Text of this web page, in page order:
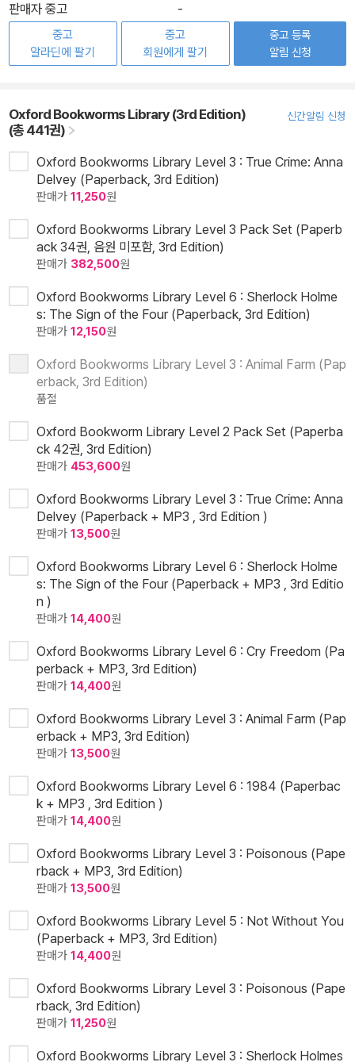
판매자 중고
-
중고
알라딘에 팔기
중고
회원에게 팔기
중고 등록
알림 신청
Oxford Bookworms Library (3rd Edition)
(총 441권)
신간알림 신청
Oxford Bookworms Library Level 3 : True Crime: Anna
Delvey (Paperback, 3rd Edition)
판매가 11,250원
Oxford Bookworms Library Level 3 Pack Set (Paperb
ack 34권, 음원 미포함, 3rd Edition)
판매가 382,500원
Oxford Bookworms Library Level 6 : Sherlock Holme
s: The Sign of the Four (Paperback, 3rd Edition)
판매가 12,150원
Oxford Bookworms Library Level 3 : Animal Farm (Pap
erback, 3rd Edition)
품절
Oxford Bookworm Library Level 2 Pack Set (Paperba
ck 42권, 3rd Edition)
판매가 453,600원
Oxford Bookworms Library Level 3 : True Crime: Anna
Delvey (Paperback + MP3 , 3rd Edition )
판매가 13,500원
Oxford Bookworms Library Level 6 : Sherlock Holme
s: The Sign of the Four (Paperback + MP3 , 3rd Editio
n )
판매가 14,400원
Oxford Bookworms Library Level 6 : Cry Freedom (Pa
perback + MP3, 3rd Edition)
판매가 14,400원
Oxford Bookworms Library Level 3 : Animal Farm (Pap
erback + MP3, 3rd Edition)
판매가 13,500원
Oxford Bookworms Library Level 6 : 1984 (Paperbac
k + MP3 , 3rd Edition )
판매가 14,400원
Oxford Bookworms Library Level 3 : Poisonous (Pape
rback + MP3, 3rd Edition)
판매가 13,500원
Oxford Bookworms Library Level 5 : Not Without You
(Paperback + MP3, 3rd Edition)
판매가 14,400원
Oxford Bookworms Library Level 3 : Poisonous (Pape
rback, 3rd Edition)
판매가 11,250원
Oxford Bookworms Library Level 3 : Sherlock Holmes